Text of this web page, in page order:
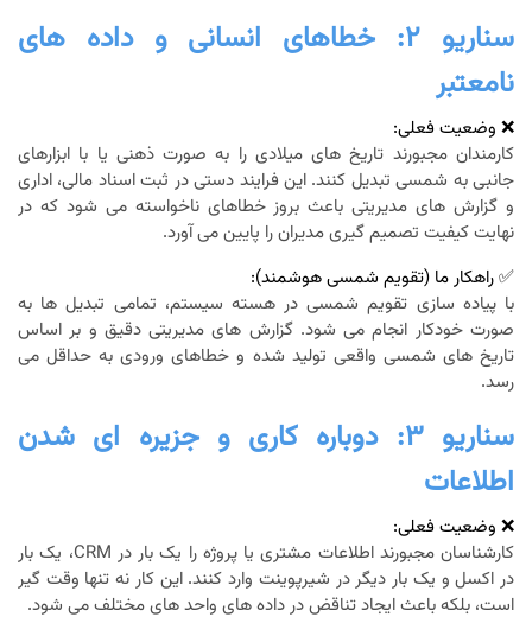
سناریو ۲: خطاهای انسانی و داده های
نامعتبر
❌ وضعیت فعلی:
کارمندان مجبورند تاریخ های میلادی را به صورت ذهنی یا با ابزارهای
جانبی به شمسی تبدیل کنند. این فرایند دستی در ثبت اسناد مالی، اداری
و گزارش های مدیریتی باعث بروز خطاهای ناخواسته می شود که در
نهایت کیفیت تصمیم گیری مدیران را پایین می آورد.
✅ راهکار ما (تقویم شمسی هوشمند):
با پیاده سازی تقویم شمسی در هسته سیستم، تمامی تبدیل ها به
صورت خودکار انجام می شود. گزارش های مدیریتی دقیق و بر اساس
تاریخ های شمسی واقعی تولید شده و خطاهای ورودی به حداقل می
رسد.
سناریو ۳: دوباره کاری و جزیره ای شدن
اطلاعات
❌ وضعیت فعلی:
کارشناسان مجبورند اطلاعات مشتری یا پروژه را یک بار در CRM، یک بار
در اکسل و یک بار دیگر در شیرپوینت وارد کنند. این کار نه تنها وقت گیر
است، بلکه باعث ایجاد تناقض در داده های واحد های مختلف می شود.